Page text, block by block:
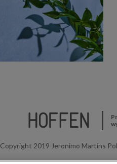
Copyright 2019 Jeronimo Martins